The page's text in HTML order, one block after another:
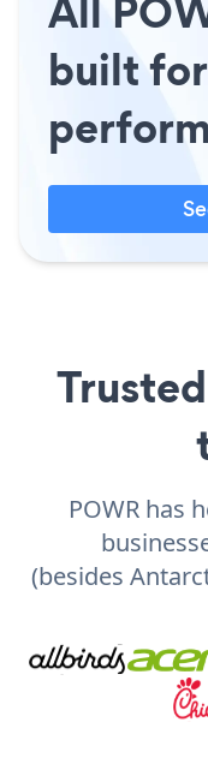
All
built
POWR has
(besides